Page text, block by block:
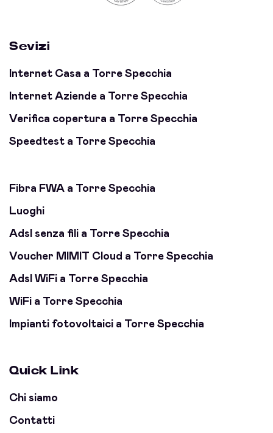
Sevizi
Internet Casa a Torre Specchia
Internet Aziende a Torre Specchia
Verifica copertura a Torre Specchia
Speedtest a Torre Specchia
Fibra FWA a Torre Specchia
Luoghi
Adsl senza fili a Torre Specchia
Voucher MIMIT Cloud a Torre Specchia
Adsl WiFi a Torre Specchia
WiFi a Torre Specchia
Impianti fotovoltaici a Torre Specchia
Quick Link
Chi siamo
Contatti